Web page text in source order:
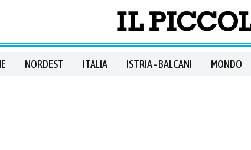
NORDEST ITALIA ISTRIA - BALCANI MONDO